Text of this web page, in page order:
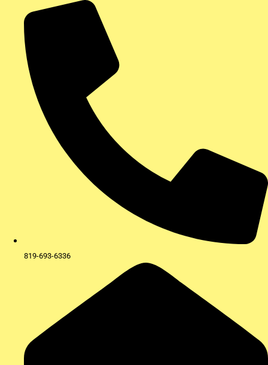
contenu
819-693-6336